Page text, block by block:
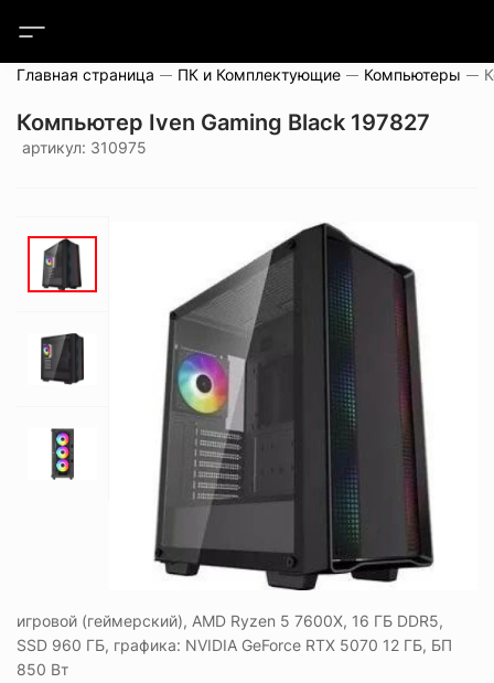
Главная страница ПК и Комплектующие Компьютеры
Компьютер Iven Gaming Black 197827
артикул: 310975
игровой (геймерский), AMD Ryzen 5 7600X, 16 ГБ DDR5,
SSD 960 ГБ, графика: NVIDIA GeForce RTX 5070 12 ГБ, БП
850 Вт